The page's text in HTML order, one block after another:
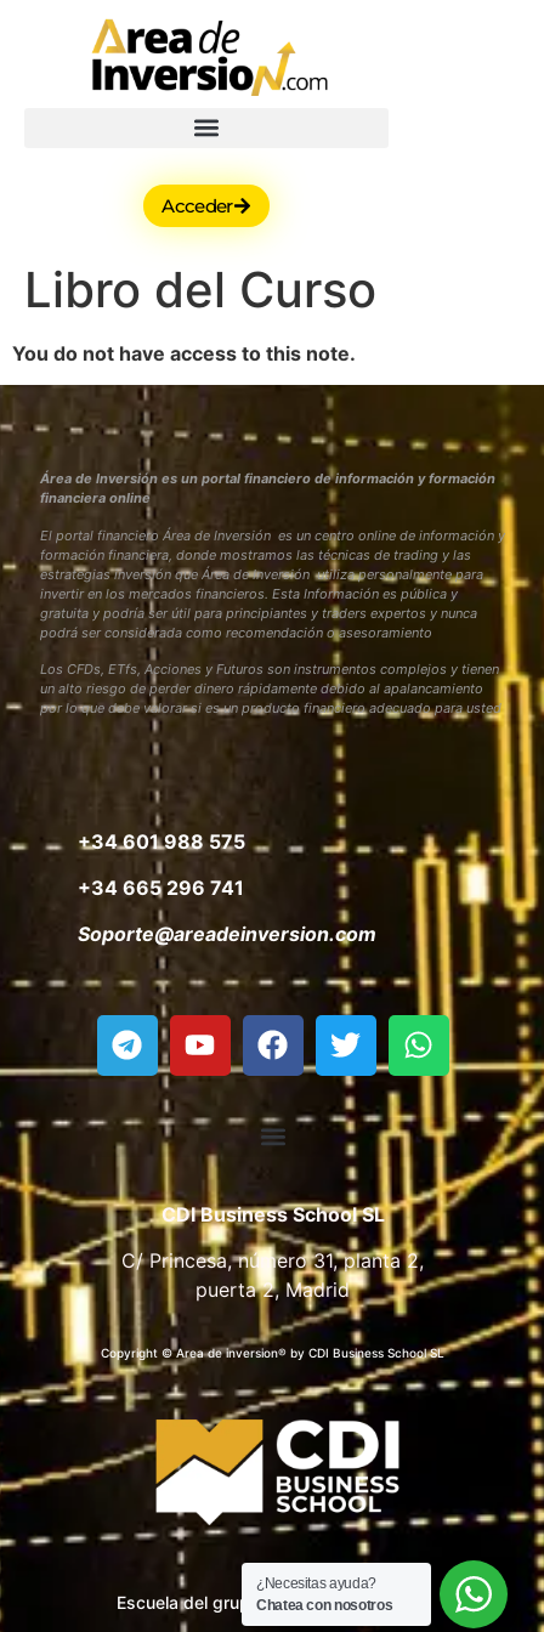
Acceder
Libro del Curso
You do not have access to this note.
Área de Inversión es un portal financiero de información y formación
financiera online
El portal financiero Área de Inversión es un centro online de información y
formación financiera, donde mostramos las técnicas de trading y las
estrategias inversión que Área de Inversión utiliza personalmente para
invertir en los mercados financieros. Esta Información es pública y
gratuita y podría ser útil para principiantes y traders expertos y nunca
podrá ser considerada como recomendación o asesoramiento
Los CFDs, ETfs, Acciones y Futuros son instrumentos complejos y tienen
un alto riesgo de perder dinero rápidamente debido al apalancamiento
por lo que debe valorar si es un producto financiero adecuado para usted
+34 601 988 575
+34 665 296 741
Soporte@areadeinversion.com
CDI Business School SL
C/ Princesa, número 31, planta 2,
puerta 2, Madrid
Copyright © Area de inversion® by CDI Business School SL
Escuela del grupo CDI Business School
¿Necesitas ayuda?
Chatea con nosotros